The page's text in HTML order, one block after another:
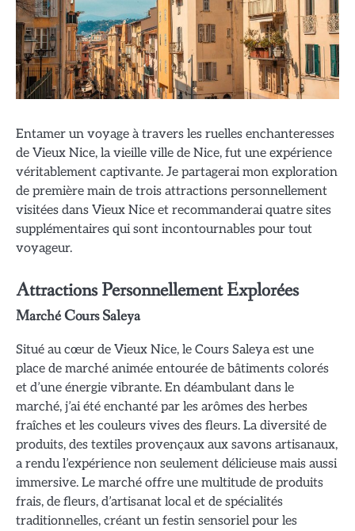
Entamer un voyage à travers les ruelles enchanteresses
de Vieux Nice, la vieille ville de Nice, fut une expérience
véritablement captivante. Je partagerai mon exploration
de première main de trois attractions personnellement
visitées dans Vieux Nice et recommanderai quatre sites
supplémentaires qui sont incontournables pour tout
voyageur.
Attractions Personnellement Explorées
Marché Cours Saleya
Situé au cœur de Vieux Nice, le Cours Saleya est une
place de marché animée entourée de bâtiments colorés
et d’une énergie vibrante. En déambulant dans le
marché, j’ai été enchanté par les arômes des herbes
fraîches et les couleurs vives des fleurs. La diversité de
produits, des textiles provençaux aux savons artisanaux,
a rendu l’expérience non seulement délicieuse mais aussi
immersive. Le marché offre une multitude de produits
frais, de fleurs, d’artisanat local et de spécialités
traditionnelles, créant un festin sensoriel pour les